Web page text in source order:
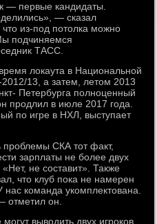
— первые кандидаты.
— сказал
из-под потолка можно
подчиняемся
ТАСС.
локаута в Национальной
13, а затем, летом 2013
Петербурга полноценный
продлил в июле 2017 года.
по игре в НХЛ, выступает
проблемы СКА тот факт,
зарплаты не более двух
не составит». Также
что клуб пока не намерен
команда укомплектована.
он.
выводить двух игроков